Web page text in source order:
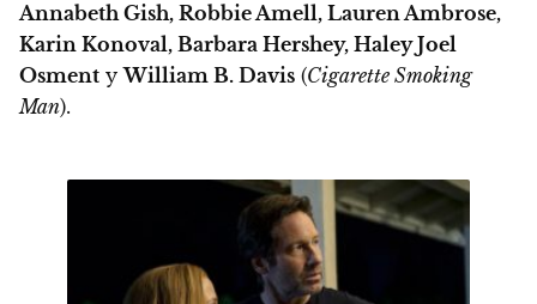
Annabeth Gish, Robbie Amell, Lauren Ambrose,
Karin Konoval, Barbara Hershey, Haley Joel
Osment yWilliam B. Davis (Cigarette Smoking
Man).